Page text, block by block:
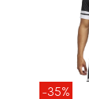
-35%